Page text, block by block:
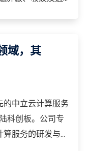
及特种功能涂层
域，其
的中立云计算服务
科创板。公司专
服务的研发与运